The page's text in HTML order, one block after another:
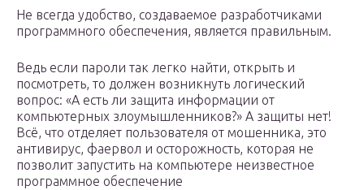
Не всегда удобство, создаваемое разработчиками
программного обеспечения, является правильным.
Ведь если пароли так легко найти, открыть и
посмотреть, то должен возникнуть логический
вопрос: «А есть ли защита информации от
компьютерных злоумышленников?» А защиты нет!
Всё, что отделяет пользователя от мошенника, это
антивирус, фаервол и осторожность, которая не
позволит запустить на компьютере неизвестное
программное обеспечение